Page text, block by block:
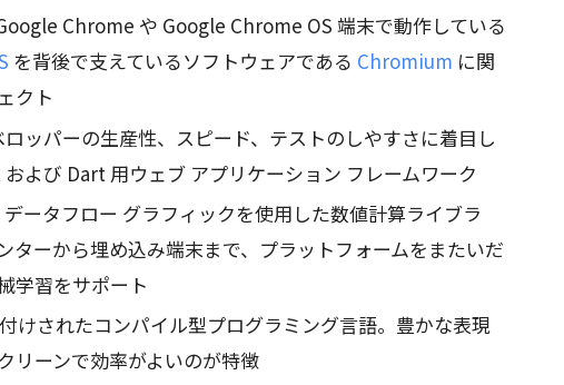
Chrome や Google Chrome OS 端末で動作している
を背後で支えているソフトウェアである Chromium に関
クト
ロッパーの生産性、スピード、テストのしやすさに着目し
よび Dart 用ウェブ アプリケーション フレームワーク
データフロー グラフィックを使用した数値計算ライブラ
ターから埋め込み端末まで、プラットフォームをまたいだ
学習をサポート
けされたコンパイル型プログラミング言語。豊かな表現
リーンで効率がよいのが特徴